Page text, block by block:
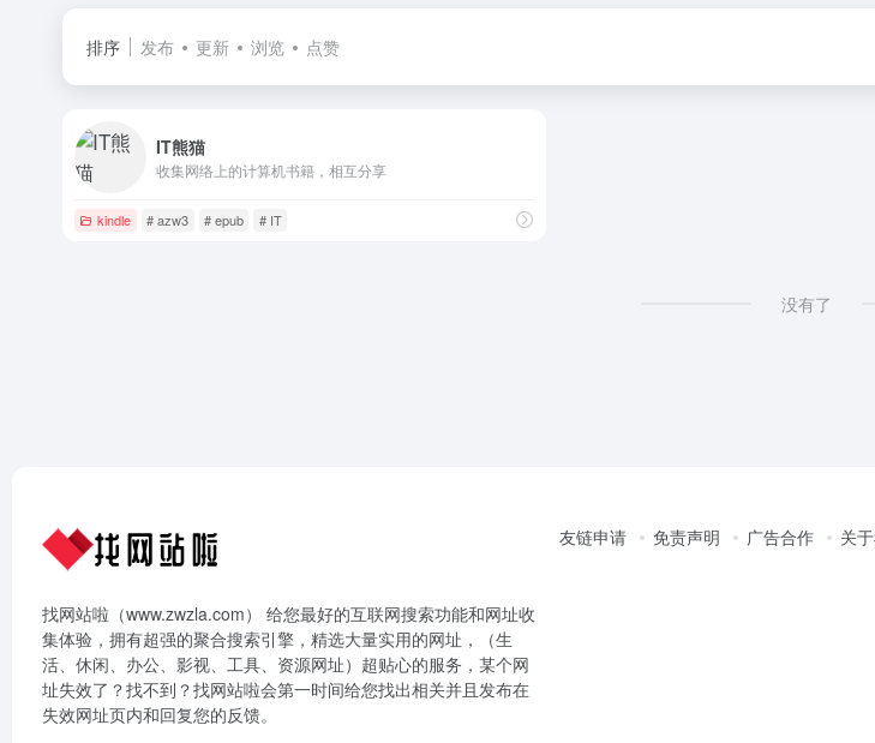
排序 发布 更新 浏览 点赞
IT熊猫
收集网络上的计算机书籍，相互分享
kindle # azw3 # epub # IT
没有了
找网站啦（www.zwzla.com） 给您最好的互联网搜索功能和网址收
集体验，拥有超强的聚合搜索引擎，精选大量实用的网址，（生
活、休闲、办公、影视、工具、资源网址）超贴心的服务，某个网
址失效了？找不到？找网站啦会第一时间给您找出相关并且发布在
失效网址页内和回复您的反馈。
友链申请 免责声明 广告合作 关